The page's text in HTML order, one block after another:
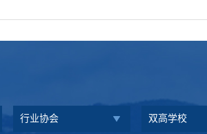
行业协会 双高学校